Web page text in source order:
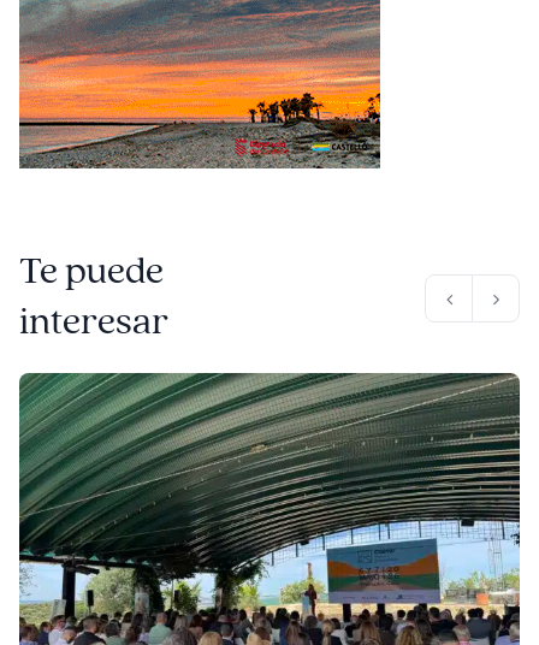
Te puede
interesar